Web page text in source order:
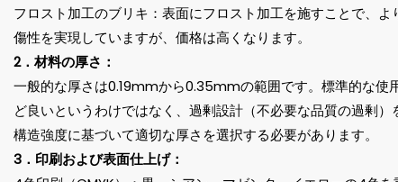
フロスト加工のブリキ：表面にフロスト加工を施すことで、
傷性を実現していますが、価格は高くなります。
2．材料の厚さ：
一般的な厚さは0.19mmから0.35mmの範囲です。標準的な使
ど良いというわけではなく、過剰設計（不必要な品質の過剰
構造強度に基づいて適切な厚さを選択する必要があります。
3．印刷および表面仕上げ：